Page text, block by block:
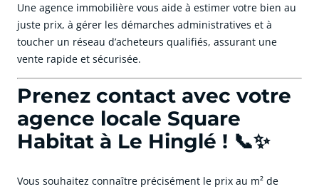
Une agence immobilière vous aide à estimer votre bien au
juste prix, à gérer les démarches administratives et à
toucher un réseau d’acheteurs qualifiés, assurant une
vente rapide et sécurisée.
Prenez contact avec votre
agence locale Square
Habitat à Le Hinglé ! 📞✨
Vous souhaitez connaître précisément le prix au m² de